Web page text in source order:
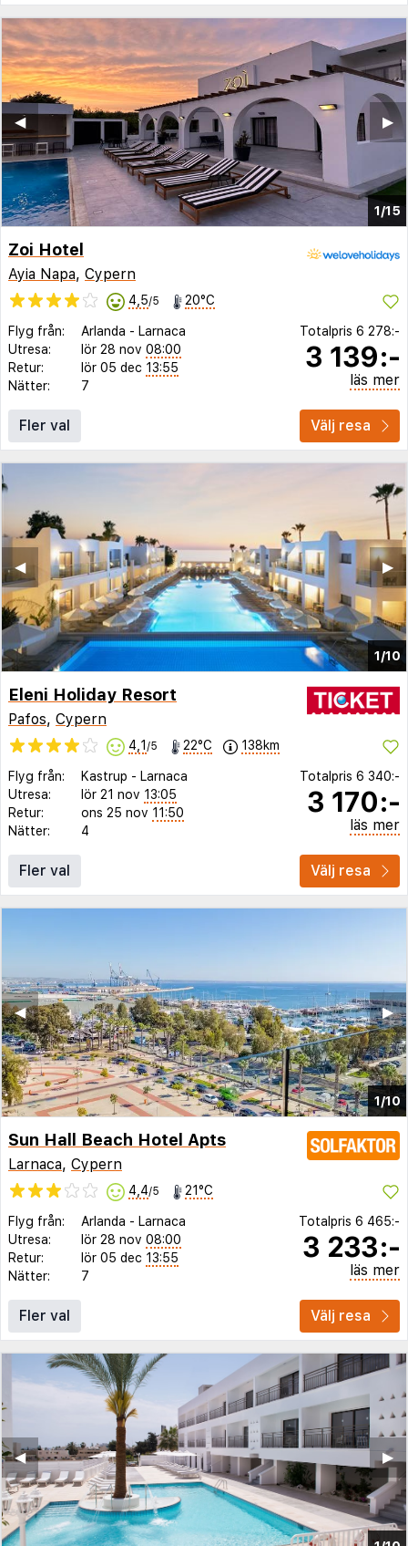
1/15
▶︎
◀︎
Zoi Hotel
Ayia Napa, Cypern
4,5/5 20°C
Flyg från: Arlanda - Larnaca
Utresa:
lör 28 nov 08:00
Retur:
lör 05 dec 13:55
Nätter:
7
Totalpris 6 278:-
3 139:-
läs mer
Fler val Välj resa
1/10
▶︎
◀︎
Eleni Holiday Resort
Pafos, Cypern
4,1 /5 22°C 138km
Flyg från: Kastrup - Larnaca
Utresa:
lör 21 nov 13:05
Retur:
ons 25 nov 11:50
Nätter:
4
Totalpris 6 340:-
3 170:-
läs mer
Fler val Välj resa
1/10
▶︎
◀︎
Sun Hall Beach Hotel Apts
Larnaca, Cypern
4,4/5 21°C
Flyg från: Arlanda - Larnaca
Utresa:
lör 28 nov 08:00
Retur:
lör 05 dec 13:55
Nätter:
7
Totalpris 6 465:-
3 233:-
läs mer
Fler val Välj resa
▶︎
◀︎